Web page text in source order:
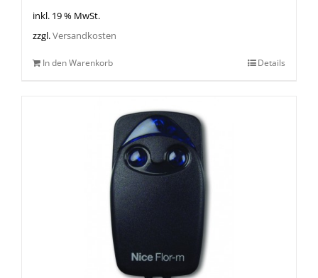
inkl. 19 % MwSt.
zzgl.Versandkosten
In den Warenkorb Details